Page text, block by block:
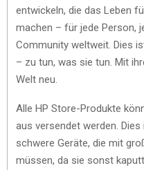
entwickeln, die das Leben
machen – für jede Person,
Community weltweit. Dies
– zu tun, was sie tun. Mit
Welt neu.
Alle HP Store-Produkte
aus versendet werden.
schwere Geräte, die mit
müssen, da sie sonst